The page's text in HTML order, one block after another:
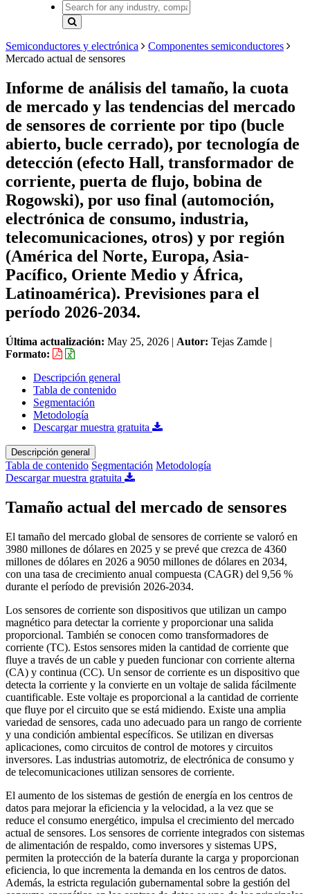
Semiconductores y electrónica
Componentes semiconductores
Mercado actual de sensores
Informe de análisis del tamaño, la cuota
de mercado y las tendencias del mercado
de sensores de corriente por tipo (bucle
abierto, bucle cerrado), por tecnología de
detección (efecto Hall, transformador de
corriente, puerta de flujo, bobina de
Rogowski), por uso final (automoción,
electrónica de consumo, industria,
telecomunicaciones, otros) y por región
(América del Norte, Europa, Asia-
Pacífico, Oriente Medio y África,
Latinoamérica). Previsiones para el
período 2026-2034.
Última actualización: May 25, 2026 | Autor: Tejas Zamde |
Formato:
Descripción general
Tabla de contenido
Segmentación
Metodología
Descargar muestra gratuita
Descripción general
Tabla de contenido Segmentación Metodología
Descargar muestra gratuita
Tamaño actual del mercado de sensores
El tamaño del mercado global de sensores de corriente se valoró en
3980 millones de dólares en 2025 y se prevé que crezca de 4360
millones de dólares en 2026 a 9050 millones de dólares en 2034,
con una tasa de crecimiento anual compuesta (CAGR) del 9,56 %
durante el período de previsión 2026-2034.
Los sensores de corriente son dispositivos que utilizan un campo
magnético para detectar la corriente y proporcionar una salida
proporcional. También se conocen como transformadores de
corriente (TC). Estos sensores miden la cantidad de corriente que
fluye a través de un cable y pueden funcionar con corriente alterna
(CA) y continua (CC). Un sensor de corriente es un dispositivo que
detecta la corriente y la convierte en un voltaje de salida fácilmente
cuantificable. Este voltaje es proporcional a la cantidad de corriente
que fluye por el circuito que se está midiendo. Existe una amplia
variedad de sensores, cada uno adecuado para un rango de corriente
y una condición ambiental específicos. Se utilizan en diversas
aplicaciones, como circuitos de control de motores y circuitos
inversores. Las industrias automotriz, de electrónica de consumo y
de telecomunicaciones utilizan sensores de corriente.
El aumento de los sistemas de gestión de energía en los centros de
datos para mejorar la eficiencia y la velocidad, a la vez que se
reduce el consumo energético, impulsa el crecimiento del mercado
actual de sensores. Los sensores de corriente integrados con sistemas
de alimentación de respaldo, como inversores y sistemas UPS,
permiten la protección de la batería durante la carga y proporcionan
eficiencia, lo que incrementa la demanda en los centros de datos.
Además, la estricta regulación gubernamental sobre la gestión del